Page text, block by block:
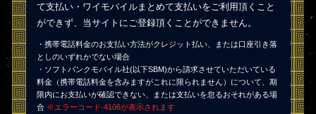
て支払い・ワイモバイルまとめて支払いをご利用頂くこと
ができず、当サイトにご登録頂くことができません。
・携帯電話料金のお支払い方法がクレジット払い、または口座引き落
としのいずれかでない場合
・ソフトバンクモバイル社(以下SBM)から請求させていただいている
料金（携帯電話料金を含みますがこれに限られません）について、期
限内にお支払いが確認できない、または支払いを怠るおそれがある場
合 ※エラーコード-4106が表示されます